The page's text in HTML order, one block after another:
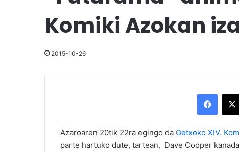
Komiki Azokan
2015-10-26
Azaroaren 20tik 22ra egingo da Getxoko XIV.
parte hartuko dute, tartean, Dave Cooper